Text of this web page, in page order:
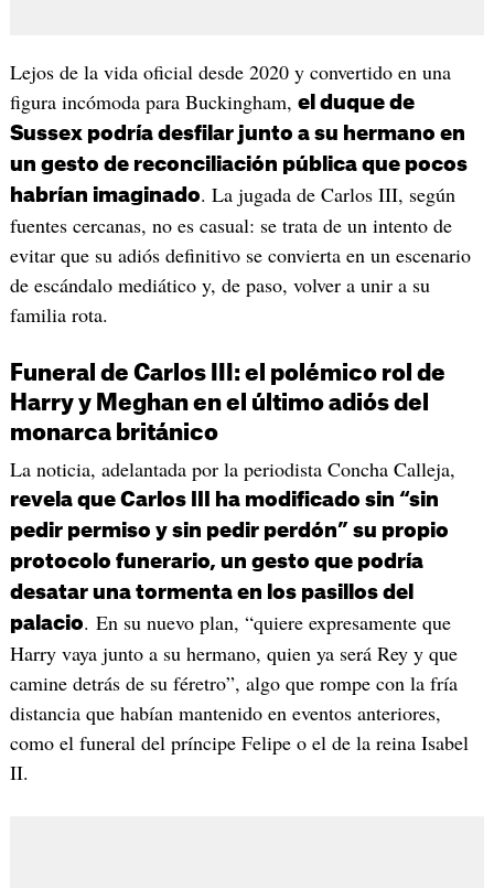
Lejos de la vida oficial desde 2020 y convertido en una
figura incómoda para Buckingham, el duque de
Sussex podría desfilar junto a su hermano en
un gesto de reconciliación pública que pocos
habrían imaginado. La jugada de Carlos III, según
fuentes cercanas, no es casual: se trata de un intento de
evitar que su adiós definitivo se convierta en un escenario
de escándalo mediático y, de paso, volver a unir a su
familia rota.
Funeral de Carlos III: el polémico rol de
Harry y Meghan en el último adiós del
monarca británico
La noticia, adelantada por la periodista Concha Calleja,
revela que Carlos III ha modificado sin “sin
pedir permiso y sin pedir perdón” su propio
protocolo funerario, un gesto que podría
desatar una tormenta en los pasillos del
palacio. En su nuevo plan, “quiere expresamente que
Harry vaya junto a su hermano, quien ya será Rey y que
camine detrás de su féretro”, algo que rompe con la fría
distancia que habían mantenido en eventos anteriores,
como el funeral del príncipe Felipe o el de la reina Isabel
II.